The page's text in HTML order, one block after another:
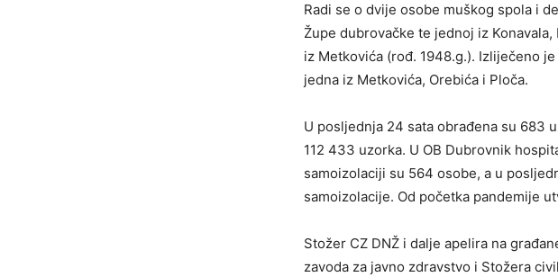
Radi se o dvije osobe muškog spola i
Župe dubrovačke te jednoj iz
iz Metkovića (rođ. 1948.g.). Izliječeno
jedna iz Metkovića, Orebića i Ploča.
U posljednja 24 sata obrađena su 683
112 433 uzorka. U OB Dubrovnik
samoizolaciji su 564 osobe, a u
samoizolacije. Od početka pandemije
Stožer CZ DNŽ i dalje apelira na
zavoda za javno zdravstvo i Stožera